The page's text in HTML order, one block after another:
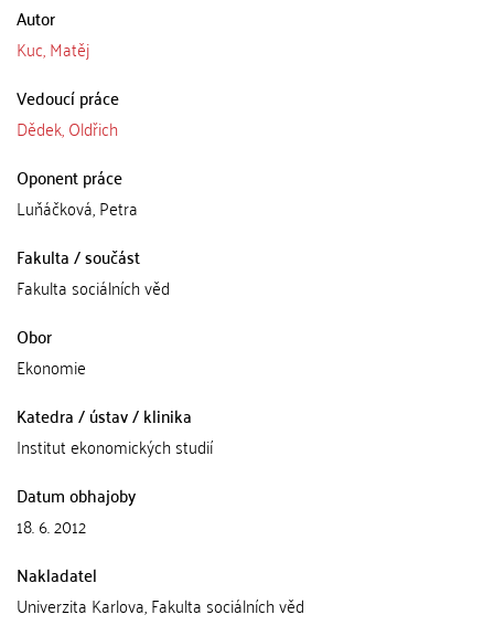
Autor
Kuc, Matěj
Vedoucí práce
Dědek, Oldřich
Oponent práce
Luňáčková, Petra
Fakulta / součást
Fakulta sociálních věd
Obor
Ekonomie
Katedra / ústav / klinika
Institut ekonomických studií
Datum obhajoby
18. 6. 2012
Nakladatel
Univerzita Karlova, Fakulta sociálních věd